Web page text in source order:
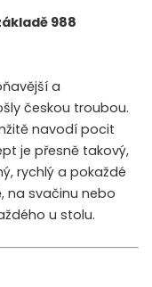
988
a
českou troubou.
navodí pocit
je přesně takový,
rychlý a pokaždé
na svačinu nebo
u stolu.